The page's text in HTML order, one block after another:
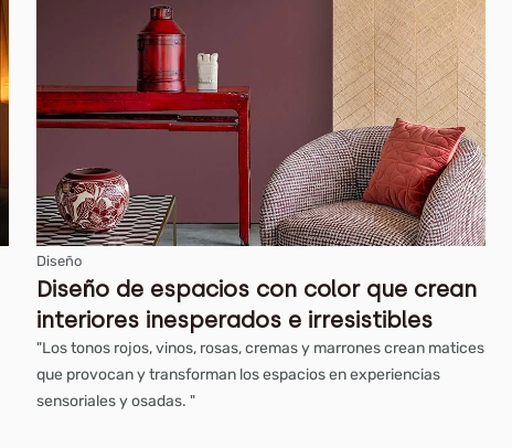
Diseño
Diseño de espacios con color que crean
interiores inesperados e irresistibles
"Los tonos rojos, vinos, rosas, cremas y marrones crean matices
que provocan y transforman los espacios en experiencias
sensoriales y osadas. "